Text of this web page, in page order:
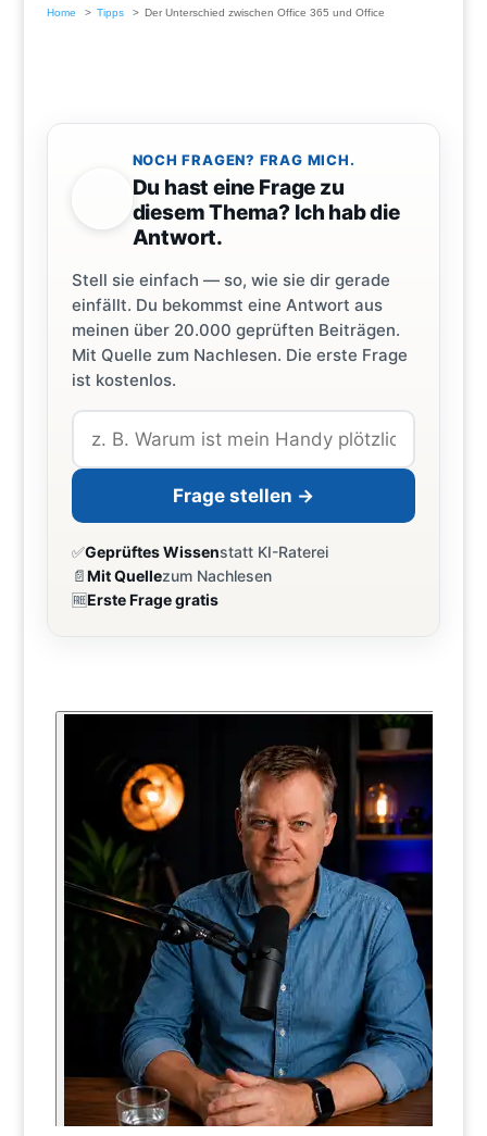
Home Tipps Der Unterschied zwischen Office 365 und Office
NOCH FRAGEN? FRAG MICH.
Du hast eine Frage zu
diesem Thema? Ich hab die
Antwort.
Stell sie einfach — so, wie sie dir gerade
einfällt. Du bekommst eine Antwort aus
meinen über 20.000 geprüften Beiträgen.
Mit Quelle zum Nachlesen. Die erste Frage
ist kostenlos.
Frage stellen →
✅Geprüftes Wissenstatt KI-Raterei
📄Mit Quellezum Nachlesen
🆓Erste Frage gratis